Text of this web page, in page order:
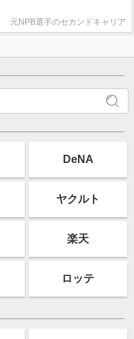
元NPB選手のセカンドキャリア
DeNA
ヤクルト
楽天
ロッテ